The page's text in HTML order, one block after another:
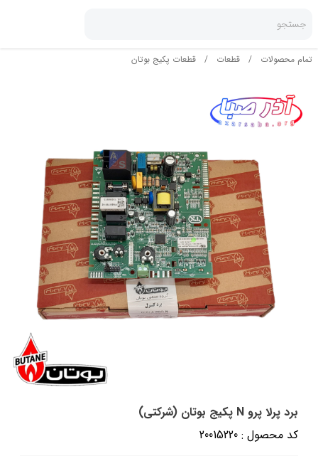
جستجو
تمام محصولات / قطعات / قطعات پکیج بوتان
برد پرلا پرو N پکیج بوتان (شرکتی)
کد محصول : 20015220